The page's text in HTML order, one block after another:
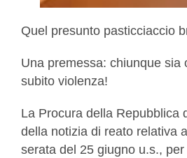
Quel presunto pasticciaccio
Una premessa: chiunque sia
subito violenza!
La Procura della Repubblica
della notizia di reato relativa
serata del 25 giugno u.s.,